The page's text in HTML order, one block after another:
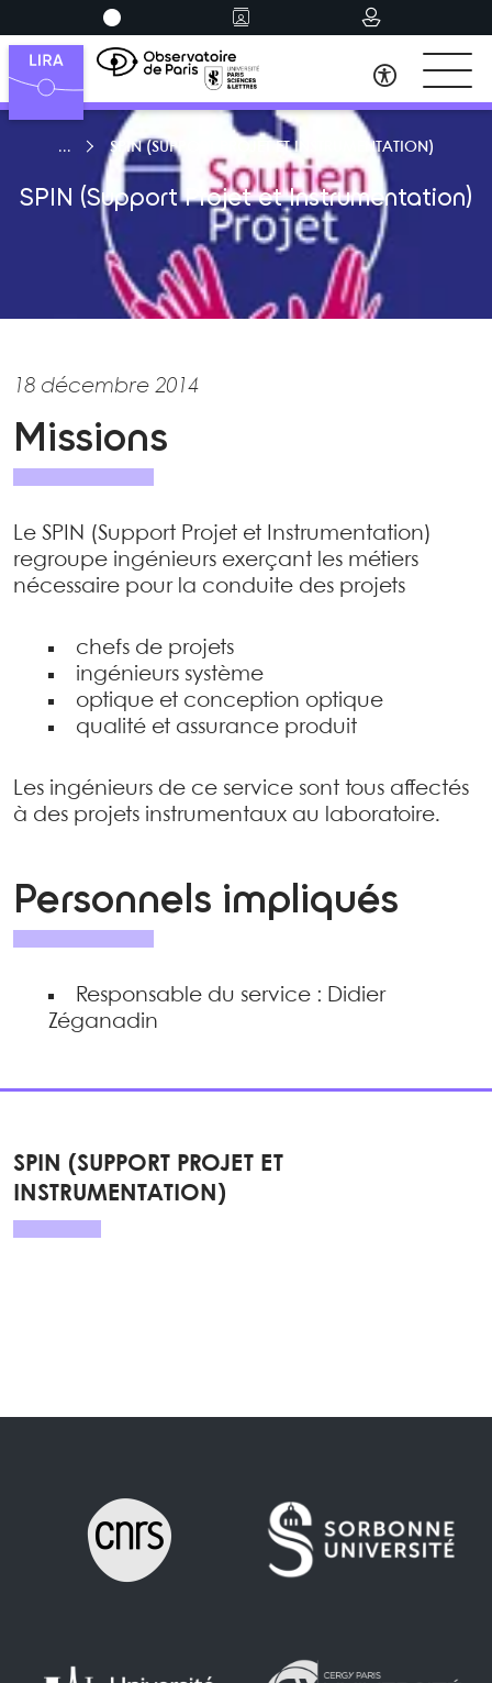
SPIN (SUPPORT PROJET ET INSTRUMENTATION)
SPIN (Support Projet et Instrumentation)
18 décembre 2014
Missions
Le SPIN (Support Projet et Instrumentation)
regroupe ingénieurs exerçant les métiers
nécessaire pour la conduite des projets
chefs de projets
ingénieurs système
optique et conception optique
qualité et assurance produit
Les ingénieurs de ce service sont tous affectés
à des projets instrumentaux au laboratoire.
Personnels impliqués
Responsable du service : Didier
Zéganadin
SPIN (SUPPORT PROJET ET
INSTRUMENTATION)